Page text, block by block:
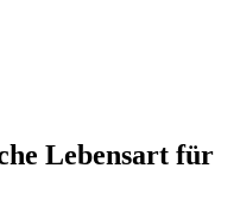
Lebensart für